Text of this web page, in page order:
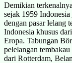
Demikian
sejak 1959
dengan pasar lelang
Indonesia khusus
Eropa. Tabungan
pelelangan
dari Rotterdam,